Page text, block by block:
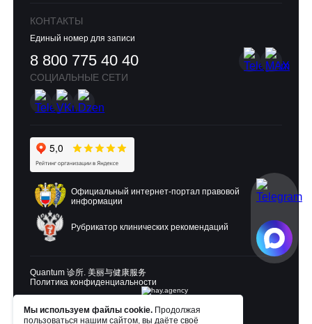
КОНТАКТЫ
Единый номер для записи
8 800 775 40 40
СОЦИАЛЬНЫЕ СЕТИ
Официальный интернет-портал правовой
информации
Рубрикатор клинических рекомендаций
Политика конфиденциальности
Разработка и продвижение:
Quantum 诊所. 美丽与健康服务
Мы используем файлы cookie. Продолжая
пользоваться нашим сайтом, вы даёте своё